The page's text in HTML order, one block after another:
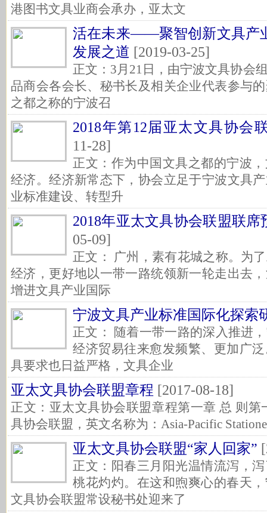
港图书文具业商会承办，亚太文
活在未来——聚智创新文具产
发展之道 [2019-03-25]
正文：3月21日，由宁波文具协会
品商会各会长、秘书长及相关企业代表参与
之都之称的宁波召
2018年第12届亚太文具协会
11-28]
正文：作为中国文具之都的宁波
经济。经济新常态下，协会立足于宁波文具
业标准建设、转型升
2018年亚太文具协会联盟联
05-09]
正文： 广州，素有花城之称。为
经济，更好地以一带一路统领新一轮走出去
增进文具产业国际
宁波文具产业标准国际化探索
正文： 随着一带一路的深入推进
经济贸易往来愈发频繁、更加广
具要求也日益严格，文具企业
亚太文具协会联盟章程 [2017-08-18]
正文：亚太文具协会联盟章程第一章 总 则
具协会联盟，英文名称为：Asia-Pacific
亚太文具协会联盟“家人回家”
正文：阳春三月阳光温情流泻，
桃花灼灼。在这和煦爽心的春天
文具协会联盟常设秘书处迎来了